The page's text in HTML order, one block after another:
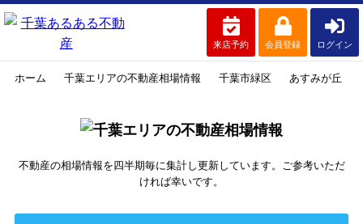
来店予約 会員登録 ログイン
ホーム 千葉エリアの不動産相場情報 千葉市緑区 あすみが丘
不動産の相場情報を四半期毎に集計し更新しています。ご参考いただ
ければ幸いです。